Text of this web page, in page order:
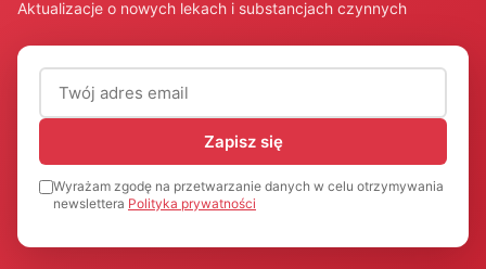
Aktualizacje o nowych lekach i substancjach czynnych
Adres email (wymagany)
Zapisz się
Wyrażam zgodę na przetwarzanie danych w celu otrzymywania
newslettera Polityka prywatności